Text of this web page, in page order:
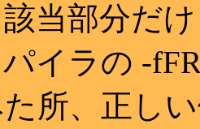
当部分だ
イラの -
所、正し